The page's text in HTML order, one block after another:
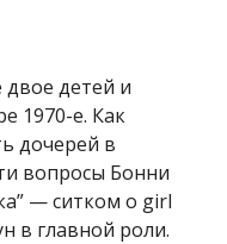
двое детей и
1970-е. Как
дочерей в
вопросы Бонни
— ситком о girl
в главной роли.